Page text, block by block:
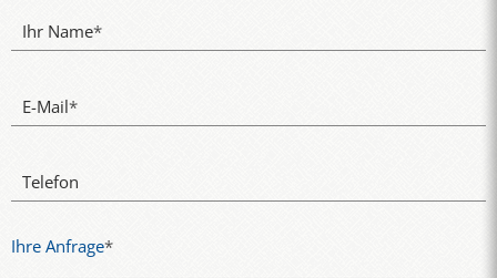
Ihr Name*
E-Mail*
Telefon
Ihre Anfrage*